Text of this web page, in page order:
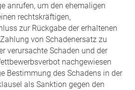
anrufen, um den ehemaligen
rechtskräftigen,
zur Rückgabe der erhaltenen
von Schadenersatz zu
verursachte Schaden und der
nachgewiesen
Bestimmung des Schadens in der
als Sanktion gegen den